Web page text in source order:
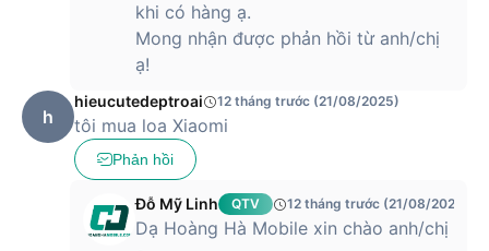
khi có hàng ạ.
Mong nhận được phản hồi từ anh/chị
ạ!
h
hieucutedeptroai 12 tháng trước (21/08/2025)
tôi mua loa Xiaomi
Phản hồi
Đỗ Mỹ Linh QTV 12 tháng trước (21/08/2025)
Dạ Hoàng Hà Mobile xin chào anh/chị